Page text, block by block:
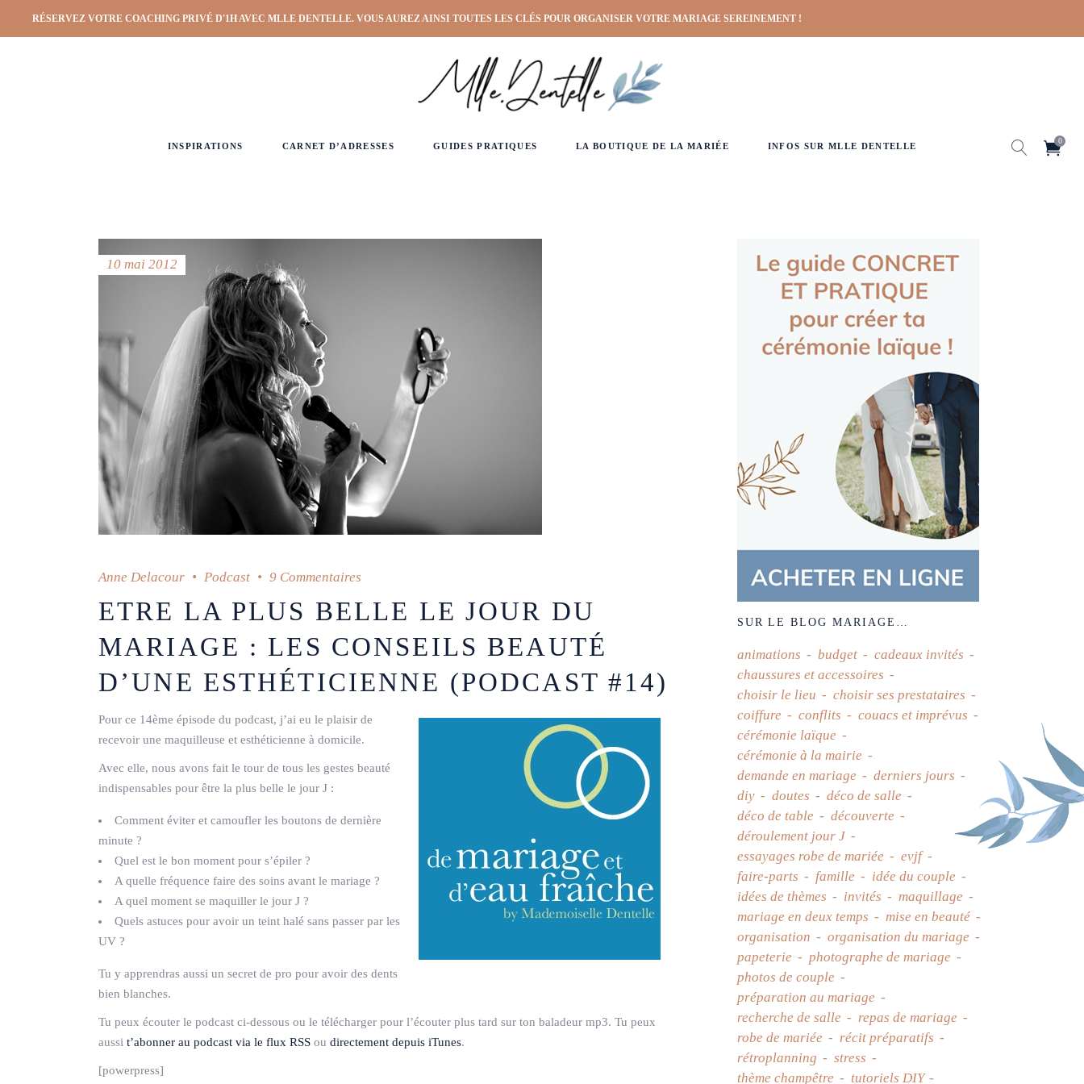
RÉSERVEZ VOTRE COACHING PRIVÉ D'1H AVEC MLLE DENTELLE. VOUS AUREZ AINSI TOUTES LES CLÉS POUR ORGANISER VOTRE MARIAGE SEREINEMENT !
INSPIRATIONS CARNET D’ADRESSES GUIDES PRATIQUES LA BOUTIQUE DE LA MARIÉE INFOS SUR MLLE DENTELLE
0
10 mai 2012
Anne Delacour Podcast 9 Commentaires
ETRE LA PLUS BELLE LE JOUR DU
MARIAGE : LES CONSEILS BEAUTÉ
D’UNE ESTHÉTICIENNE (PODCAST #14)
Pour ce 14ème épisode du podcast, j’ai eu le plaisir de
recevoir une maquilleuse et esthéticienne à domicile.
Avec elle, nous avons fait le tour de tous les gestes beauté
indispensables pour être la plus belle le jour J :
Comment éviter et camoufler les boutons de dernière
minute ?
Quel est le bon moment pour s’épiler ?
A quelle fréquence faire des soins avant le mariage ?
A quel moment se maquiller le jour J ?
Quels astuces pour avoir un teint halé sans passer par les
UV ?
Tu y apprendras aussi un secret de pro pour avoir des dents
bien blanches.
Tu peux écouter le podcast ci-dessous ou le télécharger pour l’écouter plus tard sur ton baladeur mp3. Tu peux
aussi t’abonner au podcast via le flux RSS ou directement depuis iTunes.
[powerpress]
SUR LE BLOG MARIAGE…
animations budget
cadeaux invités
chaussures et accessoires
choisir le lieu
choisir ses prestataires
coiffure
conflits
couacs et imprévus
cérémonie laïque
cérémonie à la mairie
demande en mariage
derniers jours
diy
doutes
déco de salle
déco de table
découverte
déroulement jour J
essayages robe de mariée
evjf
faire-parts
famille
idée du couple
idées de thèmes
invités
maquillage
mariage en deux temps
mise en beauté
organisation
organisation du mariage
papeterie
photographe de mariage
photos de couple
préparation au mariage
recherche de salle
repas de mariage
robe de mariée
récit préparatifs
rétroplanning
stress
thème champêtre
tutoriels DIY